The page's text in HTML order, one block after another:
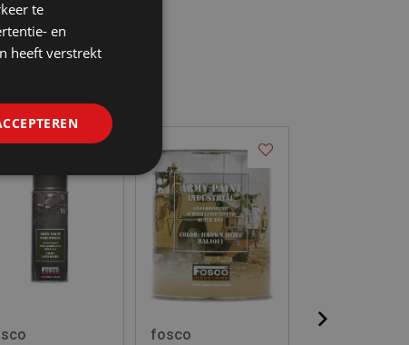
fosco
te
en
heeft verstrekt